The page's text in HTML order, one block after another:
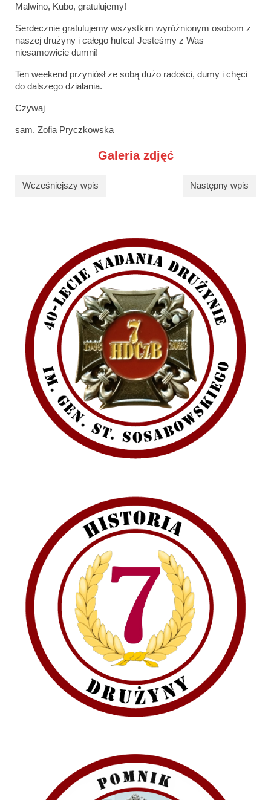
Malwino, Kubo, gratulujemy!
Serdecznie gratulujemy wszystkim wyróżnionym osobom z
naszej drużyny i całego hufca! Jesteśmy z Was
niesamowicie dumni!
Ten weekend przyniósł ze sobą dużo radości, dumy i chęci
do dalszego działania.
Czywaj
sam. Zofia Pryczkowska
Galeria zdjęć
Wcześniejszy wpis Następny wpis